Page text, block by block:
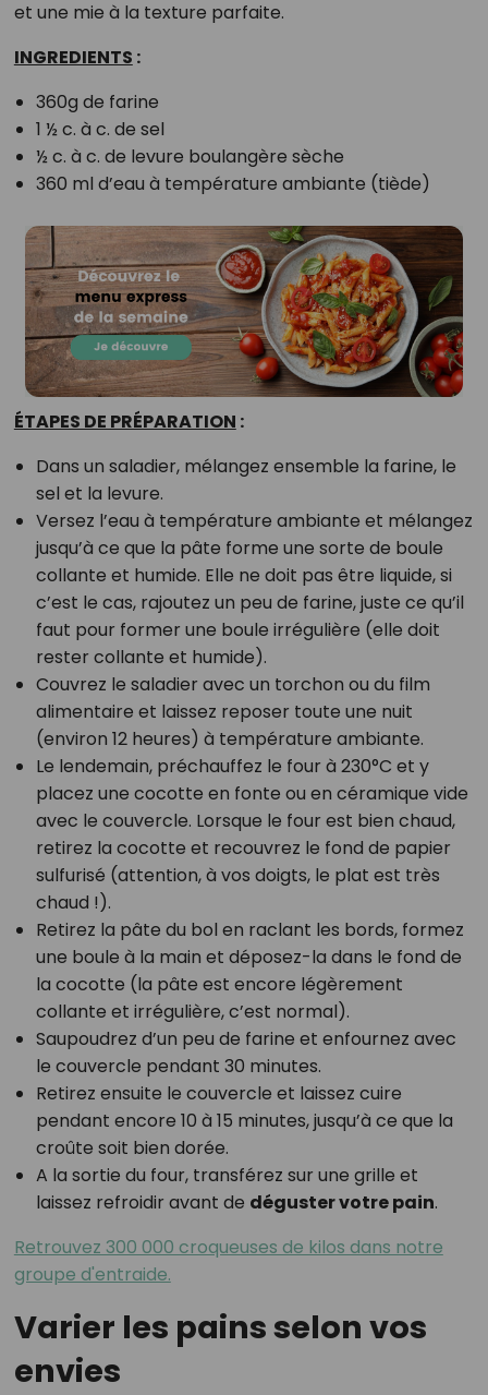
et une mie à la texture parfaite.
INGREDIENTS :
360g de farine
1 ½ c. à c. de sel
½ c. à c. de levure boulangère sèche
360 ml d’eau à température ambiante (tiède)
ÉTAPES DE PRÉPARATION :
Dans un saladier, mélangez ensemble la farine, le
sel et la levure.
Versez l’eau à température ambiante et mélangez
jusqu’à ce que la pâte forme une sorte de boule
collante et humide. Elle ne doit pas être liquide, si
c’est le cas, rajoutez un peu de farine, juste ce qu’il
faut pour former une boule irrégulière (elle doit
rester collante et humide).
Couvrez le saladier avec un torchon ou du film
alimentaire et laissez reposer toute une nuit
(environ 12 heures) à température ambiante.
Le lendemain, préchauffez le four à 230°C et y
placez une cocotte en fonte ou en céramique vide
avec le couvercle. Lorsque le four est bien chaud,
retirez la cocotte et recouvrez le fond de papier
sulfurisé (attention, à vos doigts, le plat est très
chaud !).
Retirez la pâte du bol en raclant les bords, formez
une boule à la main et déposez-la dans le fond de
la cocotte (la pâte est encore légèrement
collante et irrégulière, c’est normal).
Saupoudrez d’un peu de farine et enfournez avec
le couvercle pendant 30 minutes.
Retirez ensuite le couvercle et laissez cuire
pendant encore 10 à 15 minutes, jusqu’à ce que la
croûte soit bien dorée.
A la sortie du four, transférez sur une grille et
laissez refroidir avant de déguster votre pain.
Retrouvez 300 000 croqueuses de kilos dans notre
groupe d'entraide.
Varier les pains selon vos
envies